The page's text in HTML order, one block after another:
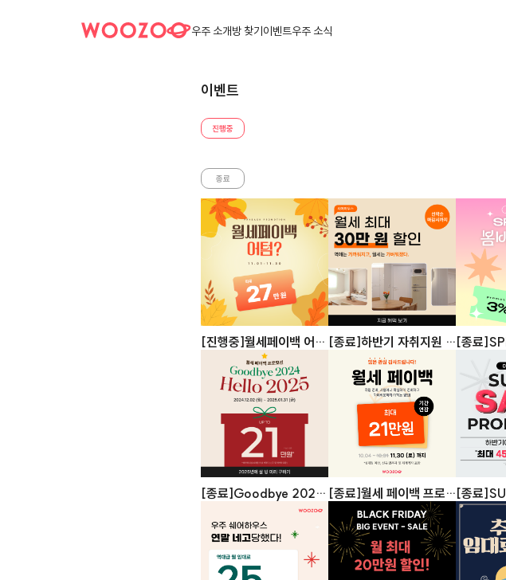
우주 소개방 찾기이벤트우주 소식
이벤트
진행중
종료
[진행중]월세페이백 어
[종료]하반기 자취지원 :
최대 30만원 혜택 프로모
[종료
[종료]Goodbye 2024,
Hello 2025. 자취방 구
하고 월세 페이백 받자!
[종료]월세 페이백 프로
모션! 자취 비용 절약하며
서울에서 취준하세요!
(~11/30 (금) 기간 연장)
[종료
월세 할
절약하기!